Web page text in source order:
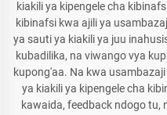
kiakili ya kipengele cha
kibinafsi kwa ajili ya
ya sauti ya kiakili ya juu
kubadilika, na viwango vya
kupong'aa. Na kwa
ya kiakili ya kipengele cha
kawaida, feedback ndogo tu,